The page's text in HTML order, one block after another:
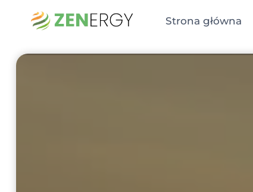
Strona główna